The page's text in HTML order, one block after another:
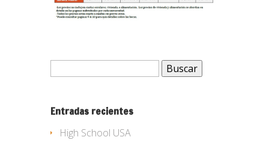
Buscar:
Entradas recientes
High School USA